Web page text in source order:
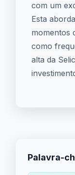
com um
Esta
momentos
como
alta da
Palavra-